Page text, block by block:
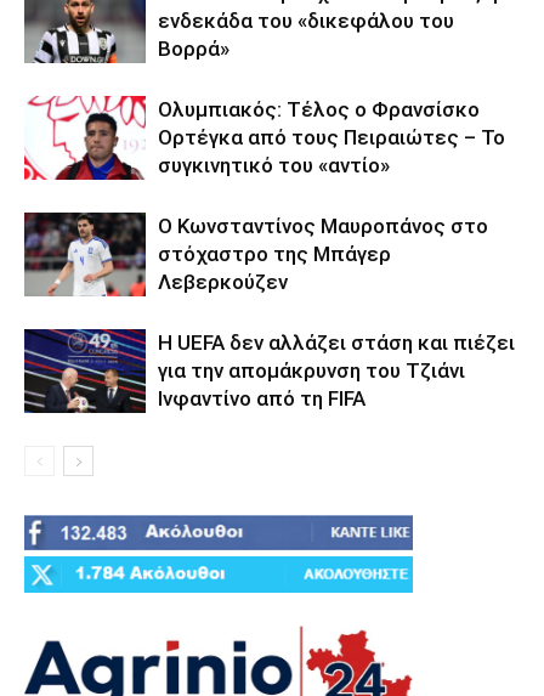
ενδεκάδα του «δικεφάλου του
Βορρά»
Ολυμπιακός: Τέλος ο Φρανσίσκο
Ορτέγκα από τους Πειραιώτες – Το
συγκινητικό του «αντίο»
Ο Κωνσταντίνος Μαυροπάνος στο
στόχαστρο της Μπάγερ
Λεβερκούζεν
Η UEFA δεν αλλάζει στάση και πιέζει
για την απομάκρυνση του Τζιάνι
Ινφαντίνο από τη FIFA